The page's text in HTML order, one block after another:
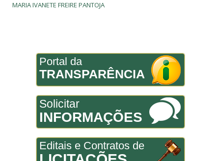
MARIA IVANETE FREIRE PANTOJA
Portal da
TRANSPARÊNCIA
Solicitar
INFORMAÇÕES
Editais e Contratos de